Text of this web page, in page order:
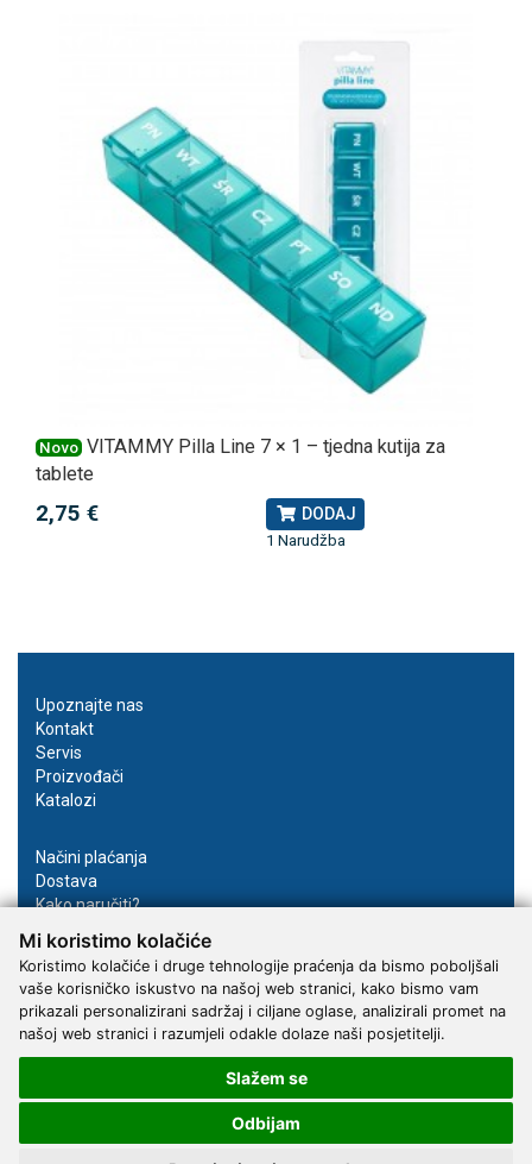
Mi koristimo kolačiće
Koristimo kolačiće i druge tehnologije praćenja da bismo poboljšali
vaše korisničko iskustvo na našoj web stranici, kako bismo vam
prikazali personalizirani sadržaj i ciljane oglase, analizirali promet na
našoj web stranici i razumjeli odakle dolaze naši posjetitelji.
Slažem se
Odbijam
Novo VITAMMY Pilla Line 7 × 1 – tjedna kutija za
tablete
2,75 € DODAJ
1 Narudžba
Upoznajte nas
Kontakt
Servis
Proizvođači
Katalozi
Načini plaćanja
Dostava
Kako naručiti?
Opći uvjeti online kupovine
Privatnost podataka
Postavke kolačića
Pratite nas
Facebook